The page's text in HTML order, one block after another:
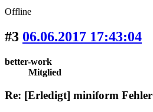
Offline
#3 06.06.2017 17:43:04
better-work
Mitglied
Re: [Erledigt] miniform Fehler